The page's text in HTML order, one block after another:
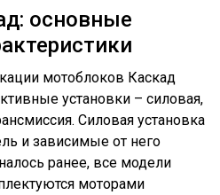
основные
мотоблоков Каскад
установки – силовая,
Силовая установка
и зависимые от него
ранее, все модели
моторами